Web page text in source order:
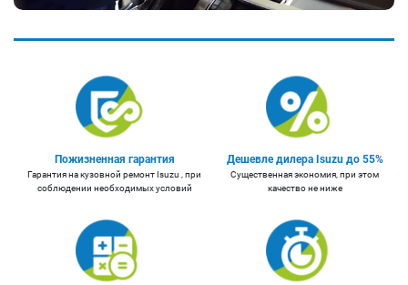
Пожизненная гарантия
Гарантия на кузовной ремонт Isuzu , при
соблюдении необходимых условий
Дешевле дилера Isuzu до 55%
Существенная экономия, при этом
качество не ниже